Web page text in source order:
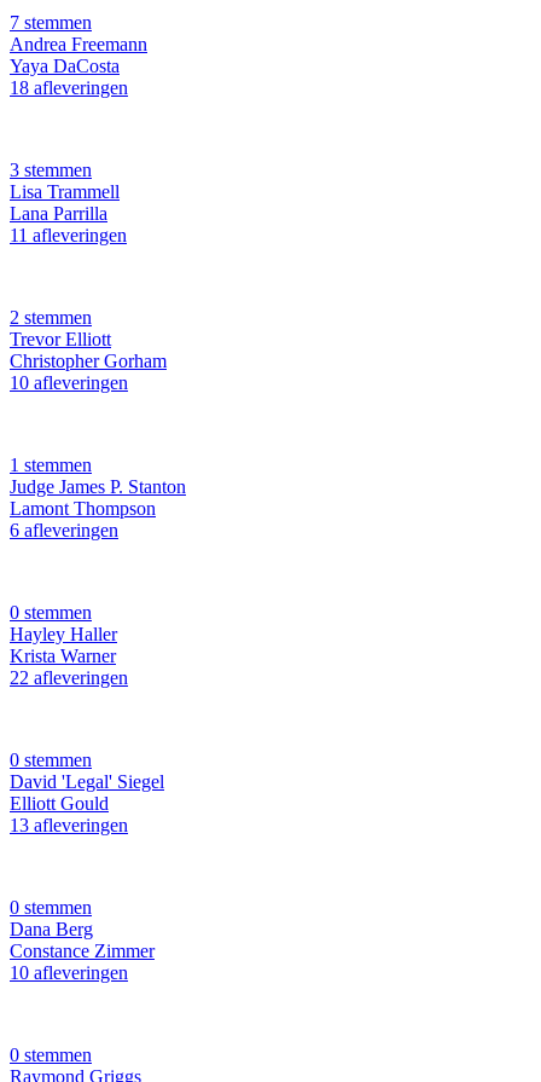
7 stemmen
Andrea Freemann
Yaya DaCosta
18 afleveringen
3 stemmen
Lisa Trammell
Lana Parrilla
11 afleveringen
2 stemmen
Trevor Elliott
Christopher Gorham
10 afleveringen
1 stemmen
Judge James P. Stanton
Lamont Thompson
6 afleveringen
0 stemmen
Hayley Haller
Krista Warner
22 afleveringen
0 stemmen
David 'Legal' Siegel
Elliott Gould
13 afleveringen
0 stemmen
Dana Berg
Constance Zimmer
10 afleveringen
0 stemmen
Raymond Griggs